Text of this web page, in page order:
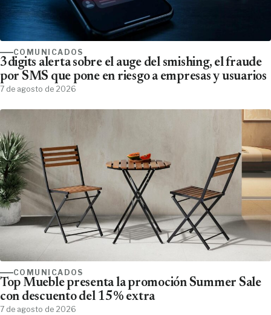
COMUNICADOS
3digits alerta sobre el auge del smishing, el fraude
por SMS que pone en riesgo a empresas y usuarios
7 de agosto de 2026
COMUNICADOS
Top Mueble presenta la promoción Summer Sale
con descuento del 15% extra
7 de agosto de 2026